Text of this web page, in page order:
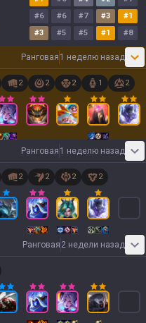
#6 #6 #7 #3 #1
#3 #5 #5 #1 #8
Ранговая 1 неделю назад
2 2 2 1 2
Ранговая 1 неделю назад
2 2 2 2
Ранговая 2 недели назад